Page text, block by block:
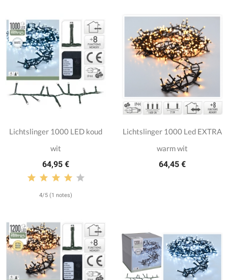
Lichtslinger 1000 LED koud
wit
64,95 €
4/5 (1 notes)
Lichtslinger 1000 Led EXTRA
warm wit
64,45 €